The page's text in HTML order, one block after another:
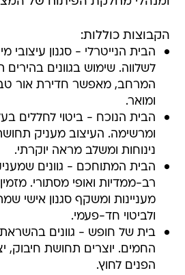
הקבוצות כוללות:
הבית הנייטרלי - סגנון עיצובי
לשלווה. שימוש בגוונים
המרחב, מאפשר חדירת אור
ומואר.
הבית הנוכח - ביטוי לחללים
ומרשימה. העיצוב מעניק
נינוחות ומשלב מראה יוקרתי.
הבית המתוחכם - גוונים
רב-ממדיות ואופי מסתורי.
מעניינות ומשקף סגנון אישי
ולביטוי חד-פעמי.
בית של חופש - גוונים
החמים. יוצרים תחושת חיבוק,
הפנים לחוץ.